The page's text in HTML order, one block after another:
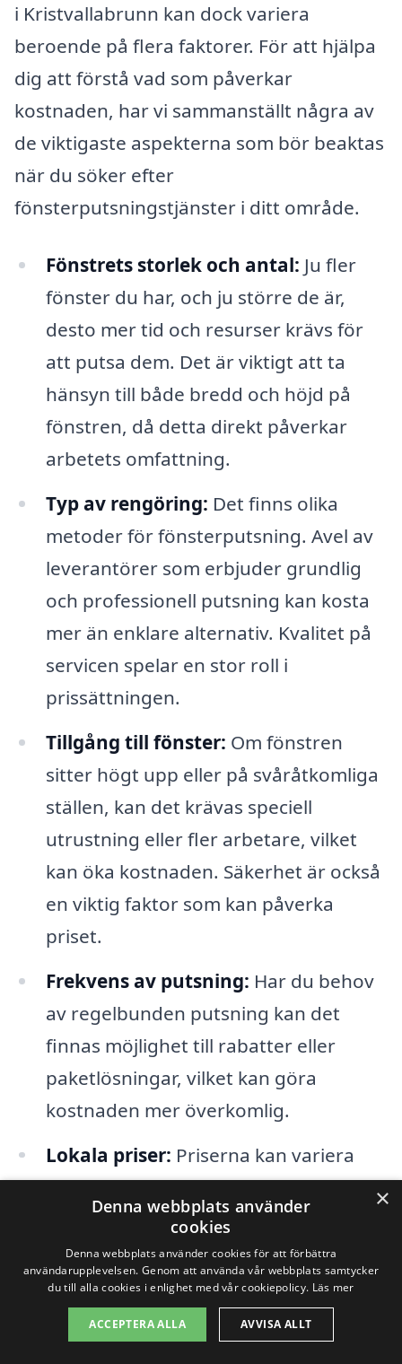
i Kristvallabrunn kan dock variera
beroende på flera faktorer. För att hjälpa
dig att förstå vad som påverkar
kostnaden, har vi sammanställt några av
de viktigaste aspekterna som bör beaktas
när du söker efter
fönsterputsningstjänster i ditt område.
Fönstrets storlek och antal: Ju fler
fönster du har, och ju större de är,
desto mer tid och resurser krävs för
att putsa dem. Det är viktigt att ta
hänsyn till både bredd och höjd på
fönstren, då detta direkt påverkar
arbetets omfattning.
Typ av rengöring: Det finns olika
metoder för fönsterputsning. Avel av
leverantörer som erbjuder grundlig
och professionell putsning kan kosta
mer än enklare alternativ. Kvalitet på
servicen spelar en stor roll i
prissättningen.
Tillgång till fönster: Om fönstren
sitter högt upp eller på svåråtkomliga
ställen, kan det krävas speciell
utrustning eller fler arbetare, vilket
kan öka kostnaden. Säkerhet är också
en viktig faktor som kan påverka
priset.
Frekvens av putsning: Har du behov
av regelbunden putsning kan det
finnas möjlighet till rabatter eller
paketlösningar, vilket kan göra
kostnaden mer överkomlig.
Lokala priser: Priserna kan variera
mellan olika företag som erbjuder
fönsterputsning i Kristvallabrunn.
Genom att jämföra flera alternativ kan
du hitta det bästa erbjudandet för
dina behov.
×
Denna webbplats använder
cookies
Denna webbplats använder cookies för att förbättra
användarupplevelsen. Genom att använda vår webbplats samtycker
du till alla cookies i enlighet med vår cookiepolicy. Läs mer
ACCEPTERA ALLA AVVISA ALLT